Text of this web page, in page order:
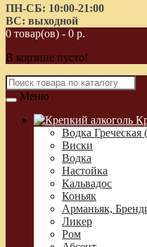
ПН-СБ: 10:00-21:00
ВС: выходной
0 товар(ов) - 0 р.
В корзине пусто!
Меню
Водка Греческая
Виски
Водка
Настойка
Кальвадос
Коньяк
Арманьяк,
Ликер
Ром